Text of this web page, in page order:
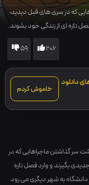
که در سری های قبل دیدید،
تازه ای از زندگی خود بشوند.
می رود و کوین هم برای کار
با همکار فضایی جدیدش به
ماموریت های تازه شود…
206
59
دانلود
خاموش کردم
پس از پشت سر گذاشتن ماجراهایی که در
بگیرند و وارد فصل تازه
به شهر دیگری می رود